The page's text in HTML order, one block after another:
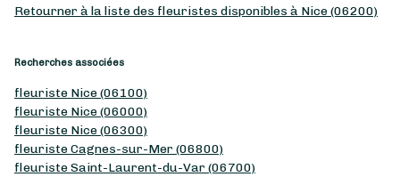
Retourner à la liste des fleuristes disponibles à Nice (06200)
Recherches associées
fleuriste Nice (06100)
fleuriste Nice (06000)
fleuriste Nice (06300)
fleuriste Cagnes-sur-Mer (06800)
fleuriste Saint-Laurent-du-Var (06700)